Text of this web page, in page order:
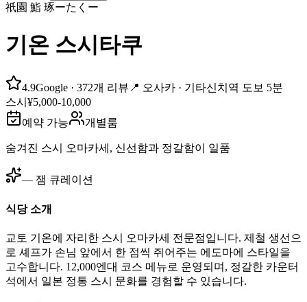
祇園 鮨 琢ーたくー
기온 스시타쿠
4.9Google · 372개 리뷰 📍 오사카 · 기타신치역 도보 5분
스시 ¥5,000-10,000
예약 가능
개별룸
숨겨진 스시 오마카세, 신선함과 정갈함이 일품
— 잼 큐레이션
식당 소개
교토 기온에 자리한 스시 오마카세 전문점입니다. 제철 생선으
로 셰프가 손님 앞에서 한 점씩 쥐어주는 에도마에 스타일을
고수합니다. 12,000엔대 코스 메뉴로 운영되며, 정갈한 카운터
석에서 일본 정통 스시 문화를 경험할 수 있습니다.